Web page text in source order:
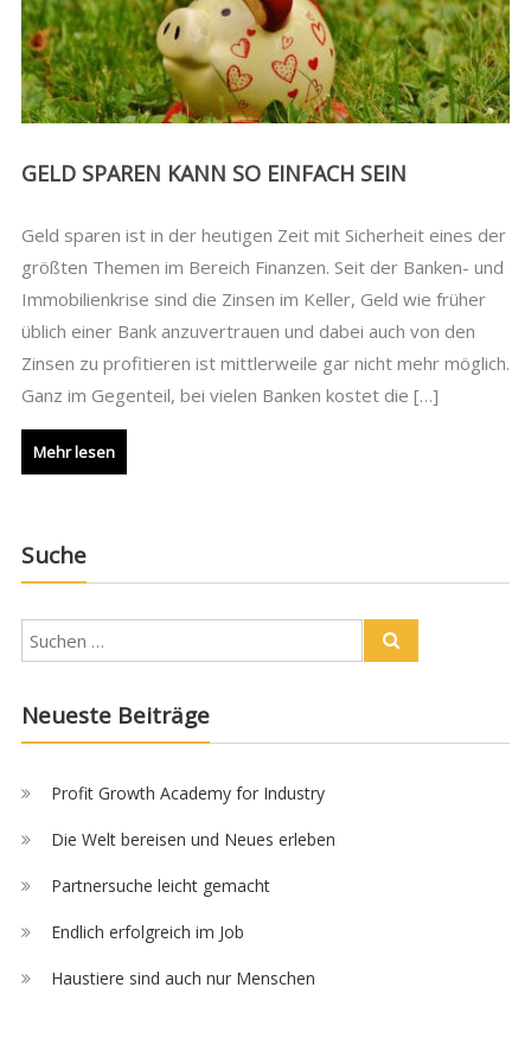
GELD SPAREN KANN SO EINFACH SEIN
Geld sparen ist in der heutigen Zeit mit Sicherheit eines der
größten Themen im Bereich Finanzen. Seit der Banken- und
Immobilienkrise sind die Zinsen im Keller, Geld wie früher
üblich einer Bank anzuvertrauen und dabei auch von den
Zinsen zu profitieren ist mittlerweile gar nicht mehr möglich.
Ganz im Gegenteil, bei vielen Banken kostet die […]
Mehr lesen
Suche
Neueste Beiträge
Profit Growth Academy for Industry
Die Welt bereisen und Neues erleben
Partnersuche leicht gemacht
Endlich erfolgreich im Job
Haustiere sind auch nur Menschen